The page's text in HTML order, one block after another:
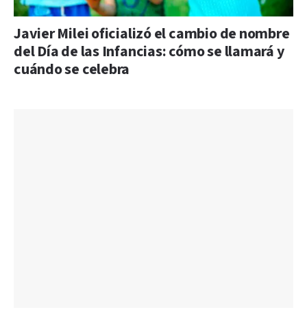
Javier Milei oficializó el cambio de nombre
del Día de las Infancias: cómo se llamará y
cuándo se celebra